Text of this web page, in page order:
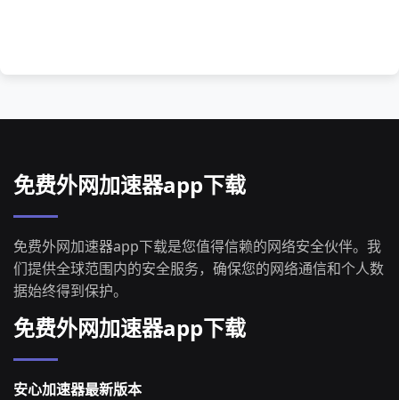
免费外网加速器app下载
免费外网加速器app下载是您值得信赖的网络安全伙伴。我
们提供全球范围内的安全服务，确保您的网络通信和个人数
据始终得到保护。
免费外网加速器app下载
安心加速器最新版本